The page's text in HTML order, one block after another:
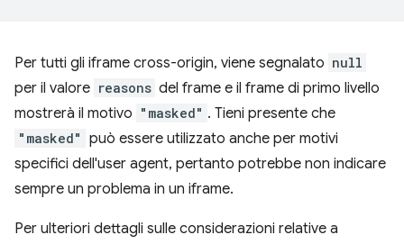
Per tutti gli iframe cross-origin, viene segnalato null
per il valore reasons del frame e il frame di primo livello
mostrerà il motivo "masked" . Tieni presente che
"masked" può essere utilizzato anche per motivi
specifici dell'user agent, pertanto potrebbe non indicare
sempre un problema in un iframe.
Per ulteriori dettagli sulle considerazioni relative a